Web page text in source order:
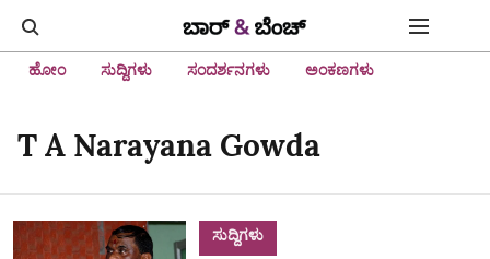
ಹೋಂ ಸುದ್ದಿಗಳು ಸಂದರ್ಶನಗಳು ಅಂಕಣಗಳು
T A Narayana Gowda
ಸುದ್ದಿಗಳು